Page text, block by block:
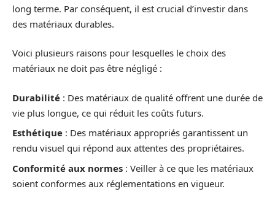
long terme. Par conséquent, il est crucial d’investir dans
des matériaux durables.
Voici plusieurs raisons pour lesquelles le choix des
matériaux ne doit pas être négligé :
Durabilité : Des matériaux de qualité offrent une durée de
vie plus longue, ce qui réduit les coûts futurs.
Esthétique : Des matériaux appropriés garantissent un
rendu visuel qui répond aux attentes des propriétaires.
Conformité aux normes : Veiller à ce que les matériaux
soient conformes aux réglementations en vigueur.